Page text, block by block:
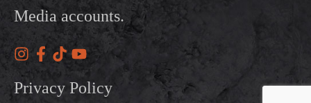
Media accounts.
Privacy Policy